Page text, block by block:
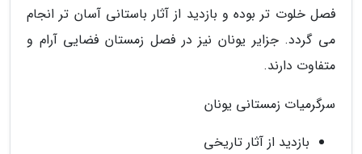
فصل خلوت تر بوده و بازدید از آثار باستانی آسان تر انجام
می گردد. جزایر یونان نیز در فصل زمستان فضایی آرام و
متفاوت دارند.
سرگرمیات زمستانی یونان
بازدید از آثار تاریخی